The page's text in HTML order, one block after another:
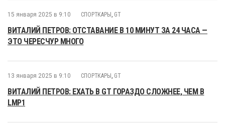
15 января 2025 в 9:10 СПОРТКАРЫ , GT
ВИТАЛИЙ ПЕТРОВ: ОТСТАВАНИЕ В 10 МИНУТ ЗА 24 ЧАСА —
ЭТО ЧЕРЕСЧУР МНОГО
13 января 2025 в 9:10 СПОРТКАРЫ , GT
ВИТАЛИЙ ПЕТРОВ: ЕХАТЬ В GT ГОРАЗДО СЛОЖНЕЕ, ЧЕМ В
LMP1